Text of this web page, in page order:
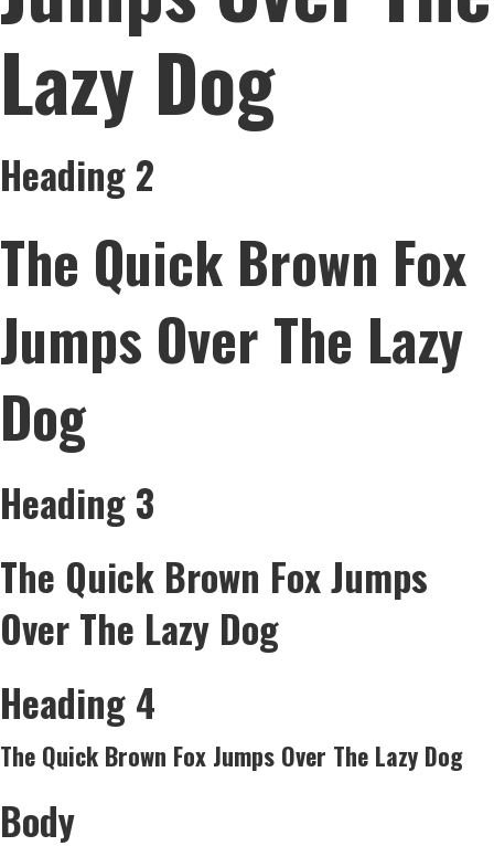
Lazy Dog
Heading 2
The Quick Brown Fox
Jumps Over The Lazy
Dog
Heading 3
The Quick Brown Fox Jumps
Over The Lazy Dog
Heading 4
The Quick Brown Fox Jumps Over The Lazy Dog
Body